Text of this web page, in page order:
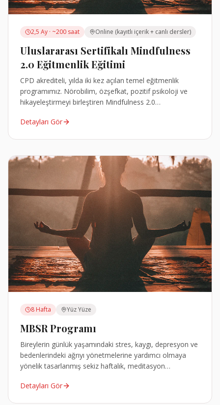
2,5 Ay · ~200 saat Online (kayıtlı içerik + canlı dersler)
Uluslararası Sertifikalı Mindfulness
2.0 Eğitmenlik Eğitimi
CPD akrediteli, yılda iki kez açılan temel eğitmenlik
programımız. Nörobilim, özşefkat, pozitif psikoloji ve
hikayeleştirmeyi birleştiren Mindfulness 2.0
Detayları Gör
8 Hafta Yüz Yüze
MBSR Programı
Bireylerin günlük yaşamındaki stres, kaygı, depresyon ve
bedenlerindeki ağrıyı yönetmelerine yardımcı olmaya
yönelik tasarlanmış sekiz haftalık, meditasyon
Detayları Gör